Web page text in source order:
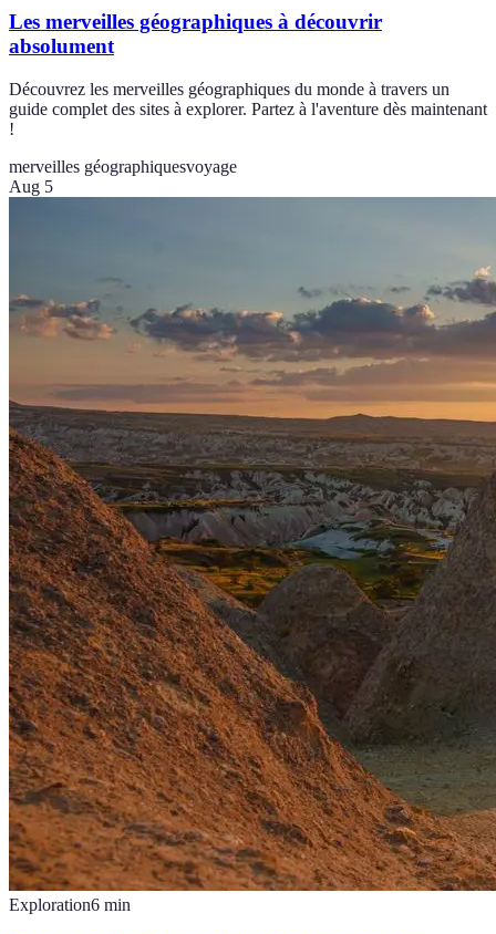
Les merveilles géographiques à découvrir
absolument
Découvrez les merveilles géographiques du monde à travers un
guide complet des sites à explorer. Partez à l'aventure dès maintenant
!
merveilles géographiquesvoyage
Aug 5
Exploration6 min